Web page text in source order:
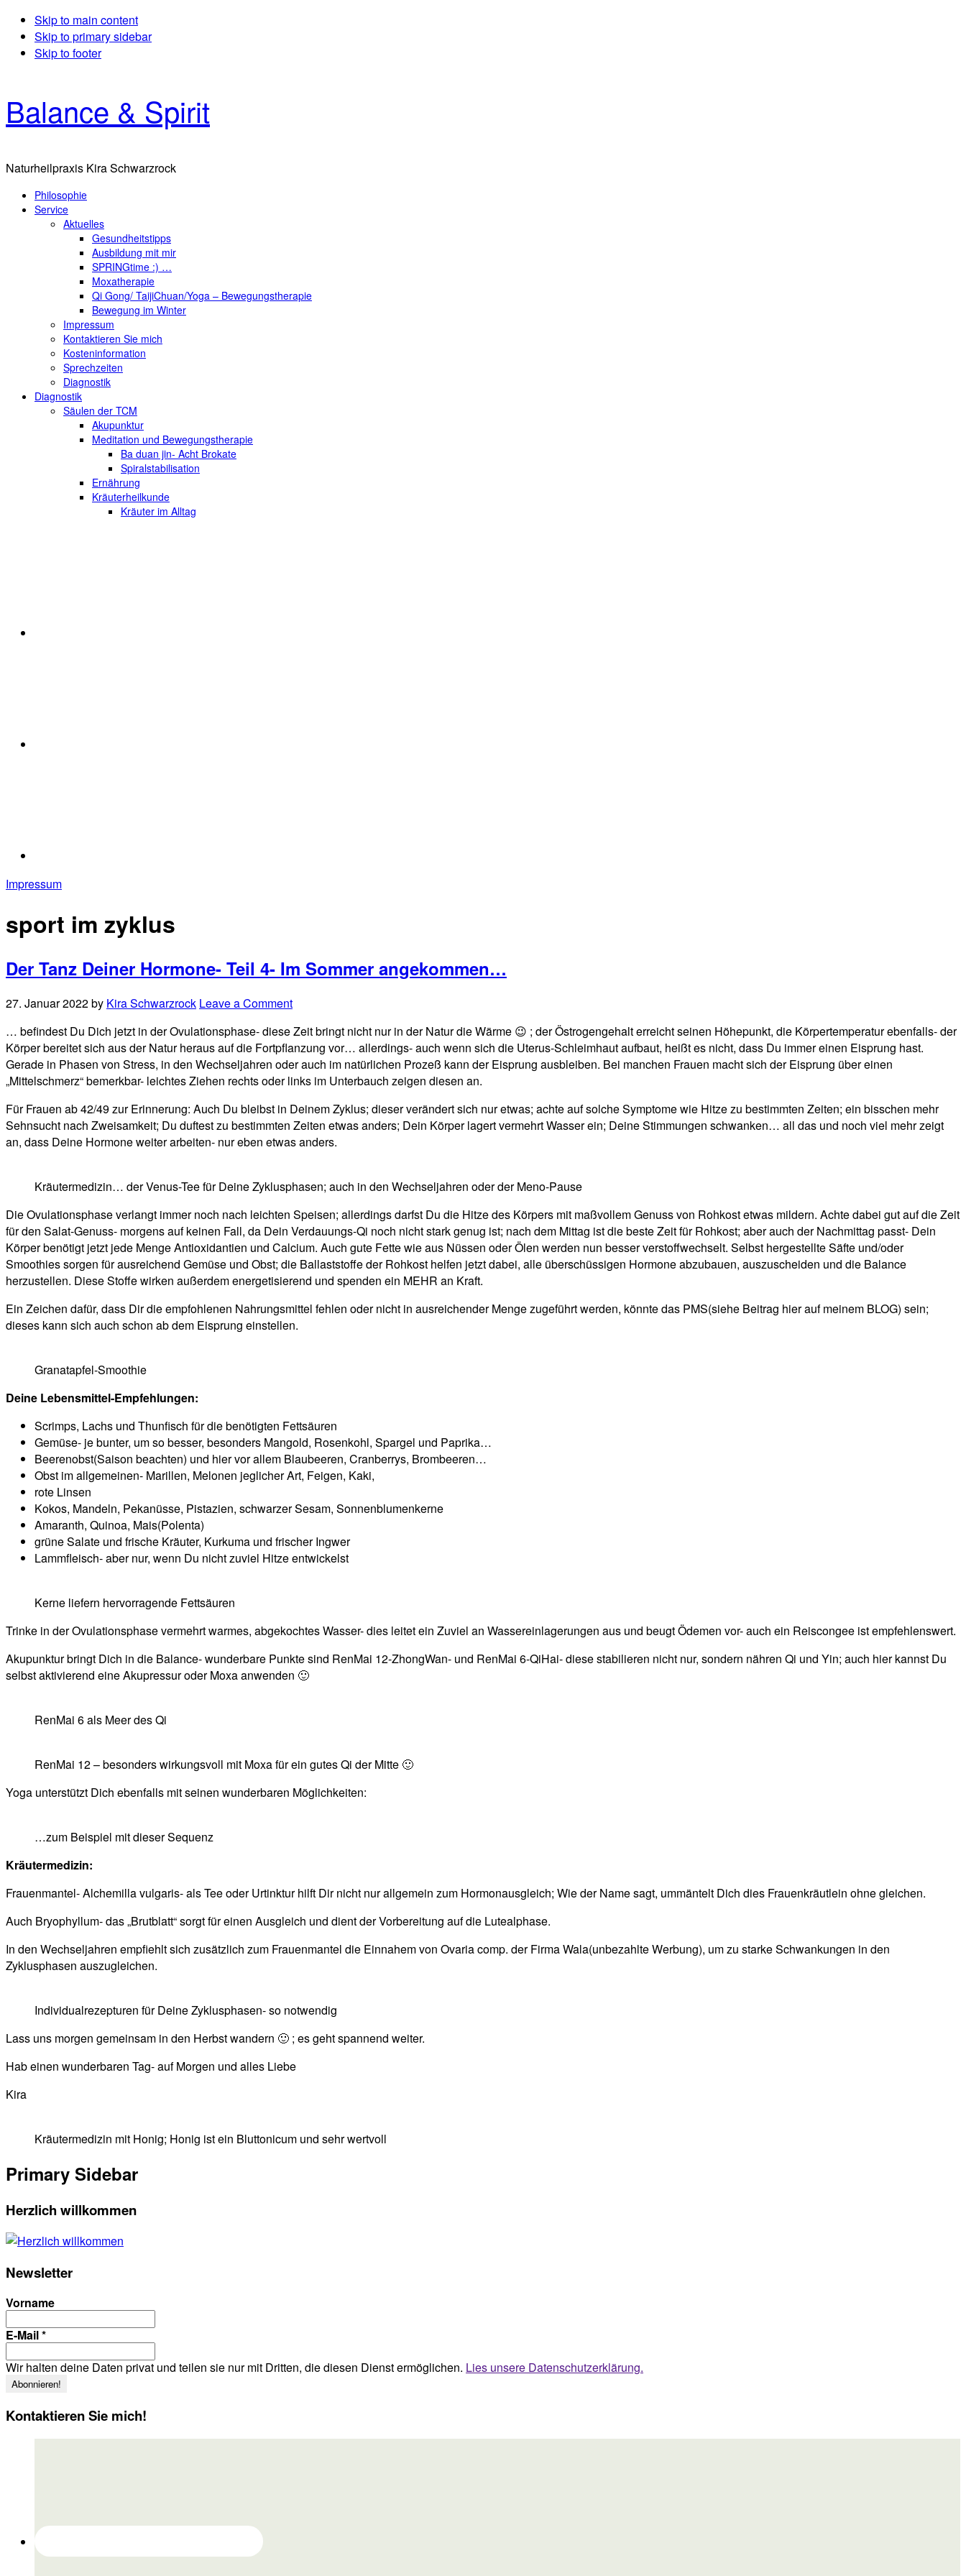
Skip to main content
Skip to primary sidebar
Skip to footer
Balance & Spirit
Naturheilpraxis Kira Schwarzrock
Philosophie
Service
Aktuelles
Gesundheitstipps
Ausbildung mit mir
SPRINGtime :) …
Moxatherapie
Qi Gong/ TaijiChuan/Yoga – Bewegungstherapie
Bewegung im Winter
Impressum
Kontaktieren Sie mich
Kosteninformation
Sprechzeiten
Diagnostik
Diagnostik
Säulen der TCM
Akupunktur
Meditation und Bewegungstherapie
Ba duan jin- Acht Brokate
Spiralstabilisation
Ernährung
Kräuterheilkunde
Kräuter im Alltag
Impressum
sport im zyklus
Der Tanz Deiner Hormone- Teil 4- Im Sommer angekommen…
27. Januar 2022by Kira Schwarzrock Leave a Comment
… befindest Du Dich jetzt in der Ovulationsphase- diese Zeit bringt nicht nur in der Natur die Wärme 😉 ; der Östrogengehalt erreicht seinen Höhepunkt, die Körpertemperatur ebenfalls- der
Körper bereitet sich aus der Natur heraus auf die Fortpflanzung vor… allerdings- auch wenn sich die Uterus-Schleimhaut aufbaut, heißt es nicht, dass Du immer einen Eisprung hast.
Gerade in Phasen von Stress, in den Wechseljahren oder auch im natürlichen Prozeß kann der Eisprung ausbleiben. Bei manchen Frauen macht sich der Eisprung über einen
„Mittelschmerz“ bemerkbar- leichtes Ziehen rechts oder links im Unterbauch zeigen diesen an.
Für Frauen ab 42/49 zur Erinnerung: Auch Du bleibst in Deinem Zyklus; dieser verändert sich nur etwas; achte auf solche Symptome wie Hitze zu bestimmten Zeiten; ein bisschen mehr
Sehnsucht nach Zweisamkeit; Du duftest zu bestimmten Zeiten etwas anders; Dein Körper lagert vermehrt Wasser ein; Deine Stimmungen schwanken… all das und noch viel mehr zeigt
an, dass Deine Hormone weiter arbeiten- nur eben etwas anders.
Kräutermedizin… der Venus-Tee für Deine Zyklusphasen; auch in den Wechseljahren oder der Meno-Pause
Die Ovulationsphase verlangt immer noch nach leichten Speisen; allerdings darfst Du die Hitze des Körpers mit maßvollem Genuss von Rohkost etwas mildern. Achte dabei gut auf die Zeit
für den Salat-Genuss- morgens auf keinen Fall, da Dein Verdauungs-Qi noch nicht stark genug ist; nach dem Mittag ist die beste Zeit für Rohkost; aber auch der Nachmittag passt- Dein
Körper benötigt jetzt jede Menge Antioxidantien und Calcium. Auch gute Fette wie aus Nüssen oder Ölen werden nun besser verstoffwechselt. Selbst hergestellte Säfte und/oder
Smoothies sorgen für ausreichend Gemüse und Obst; die Ballaststoffe der Rohkost helfen jetzt dabei, alle überschüssigen Hormone abzubauen, auszuscheiden und die Balance
herzustellen. Diese Stoffe wirken außerdem energetisierend und spenden ein MEHR an Kraft.
Ein Zeichen dafür, dass Dir die empfohlenen Nahrungsmittel fehlen oder nicht in ausreichender Menge zugeführt werden, könnte das PMS(siehe Beitrag hier auf meinem BLOG) sein;
dieses kann sich auch schon ab dem Eisprung einstellen.
Granatapfel-Smoothie
Deine Lebensmittel-Empfehlungen:
Scrimps, Lachs und Thunfisch für die benötigten Fettsäuren
Gemüse- je bunter, um so besser, besonders Mangold, Rosenkohl, Spargel und Paprika…
Beerenobst(Saison beachten) und hier vor allem Blaubeeren, Cranberrys, Brombeeren…
Obst im allgemeinen- Marillen, Melonen jeglicher Art, Feigen, Kaki,
rote Linsen
Kokos, Mandeln, Pekanüsse, Pistazien, schwarzer Sesam, Sonnenblumenkerne
Amaranth, Quinoa, Mais(Polenta)
grüne Salate und frische Kräuter, Kurkuma und frischer Ingwer
Lammfleisch- aber nur, wenn Du nicht zuviel Hitze entwickelst
Kerne liefern hervorragende Fettsäuren
Trinke in der Ovulationsphase vermehrt warmes, abgekochtes Wasser- dies leitet ein Zuviel an Wassereinlagerungen aus und beugt Ödemen vor- auch ein Reiscongee ist empfehlenswert.
Akupunktur bringt Dich in die Balance- wunderbare Punkte sind RenMai 12-ZhongWan- und RenMai 6-QiHai- diese stabilieren nicht nur, sondern nähren Qi und Yin; auch hier kannst Du
selbst aktivierend eine Akupressur oder Moxa anwenden 🙂
RenMai 6 als Meer des Qi
RenMai 12 – besonders wirkungsvoll mit Moxa für ein gutes Qi der Mitte 🙂
Yoga unterstützt Dich ebenfalls mit seinen wunderbaren Möglichkeiten:
…zum Beispiel mit dieser Sequenz
Kräutermedizin:
Frauenmantel- Alchemilla vulgaris- als Tee oder Urtinktur hilft Dir nicht nur allgemein zum Hormonausgleich; Wie der Name sagt, ummäntelt Dich dies Frauenkräutlein ohne gleichen.
Auch Bryophyllum- das „Brutblatt“ sorgt für einen Ausgleich und dient der Vorbereitung auf die Lutealphase.
In den Wechseljahren empfiehlt sich zusätzlich zum Frauenmantel die Einnahem von Ovaria comp. der Firma Wala(unbezahlte Werbung), um zu starke Schwankungen in den
Zyklusphasen auszugleichen.
Individualrezepturen für Deine Zyklusphasen- so notwendig
Lass uns morgen gemeinsam in den Herbst wandern 🙂 ; es geht spannend weiter.
Hab einen wunderbaren Tag- auf Morgen und alles Liebe
Kira
Kräutermedizin mit Honig; Honig ist ein Bluttonicum und sehr wertvoll
Primary Sidebar
Herzlich willkommen
Newsletter
Vorname
E-Mail*
Wir halten deine Daten privat und teilen sie nur mit Dritten, die diesen Dienst ermöglichen. Lies unsere Datenschutzerklärung.
Kontaktieren Sie mich!